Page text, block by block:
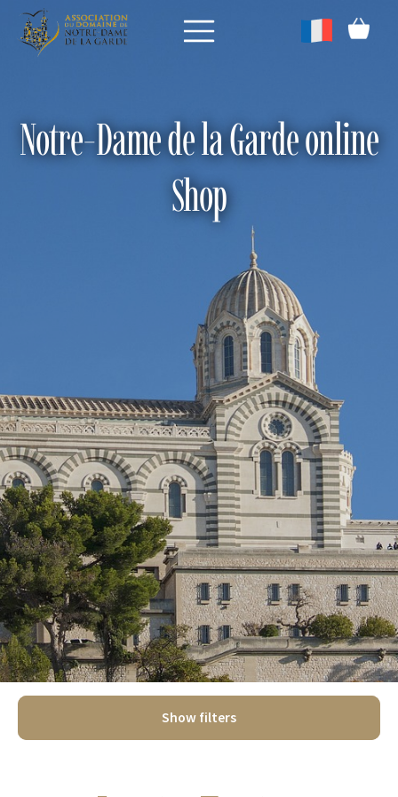
Notre-Dame de la Garde online
Shop
Show filters